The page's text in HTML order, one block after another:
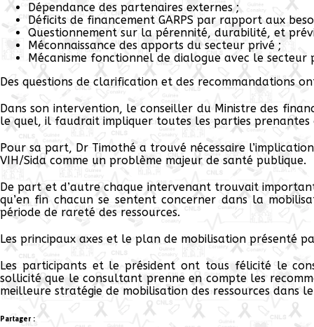
Dépendance des partenaires externes ;
Déficits de financement GARPS par rapport aux
Questionnement sur la pérennité, durabilité, et
Méconnaissance des apports du secteur privé ;
Mécanisme fonctionnel de dialogue avec le
Des questions de clarification et des recommandations
Dans son intervention, le conseiller du Ministre des
le quel, il faudrait impliquer toutes les parties
Pour sa part, Dr Timothé a trouvé nécessaire
VIH/Sida comme un problème majeur de santé publique.
De part et d’autre chaque intervenant trouvait
qu’en fin chacun se sentent concerner dans la
période de rareté des ressources.
Les principaux axes et le plan de mobilisation présenté
Les participants et le président ont tous félicité le
sollicité que le consultant prenne en compte les
meilleure stratégie de mobilisation des ressources
Partager :